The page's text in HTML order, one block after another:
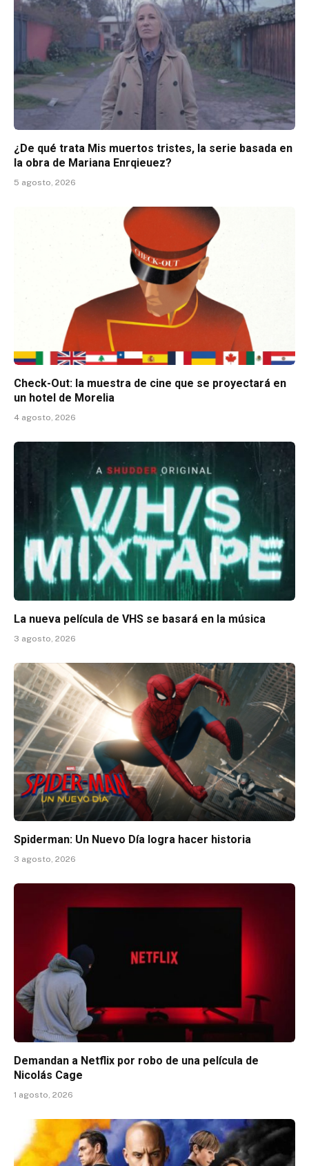
¿De qué trata Mis muertos tristes, la serie basada en
la obra de Mariana Enrqieuez?
5 agosto, 2026
Check-Out: la muestra de cine que se proyectará en
un hotel de Morelia
4 agosto, 2026
La nueva película de VHS se basará en la música
3 agosto, 2026
Spiderman: Un Nuevo Día logra hacer historia
3 agosto, 2026
Demandan a Netflix por robo de una película de
Nicolás Cage
1 agosto, 2026